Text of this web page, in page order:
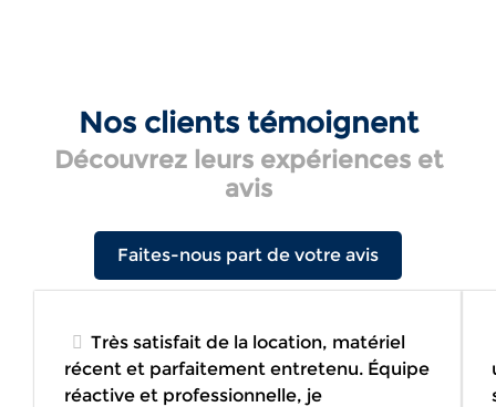
Nos clients témoignent
Découvrez leurs expériences et
avis
Faites-nous part de votre avis
Très satisfait de la location, matériel
récent et parfaitement entretenu. Équipe
réactive et professionnelle, je